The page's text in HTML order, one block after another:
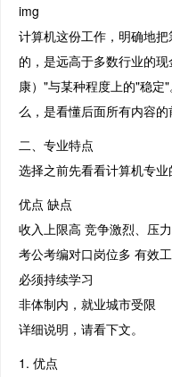
img
计算机这份工作，明确地
的，是远高于多数行业的
康）"与某种程度上的"稳
么，是看懂后面所有内容的
二、专业特点
选择之前先看看计算机专业
优点 缺点
收入上限高 竞争激烈、压
考公考编对口岗位多 有效
必须持续学习
非体制内，就业城市受限
详细说明，请看下文。
1. 优点